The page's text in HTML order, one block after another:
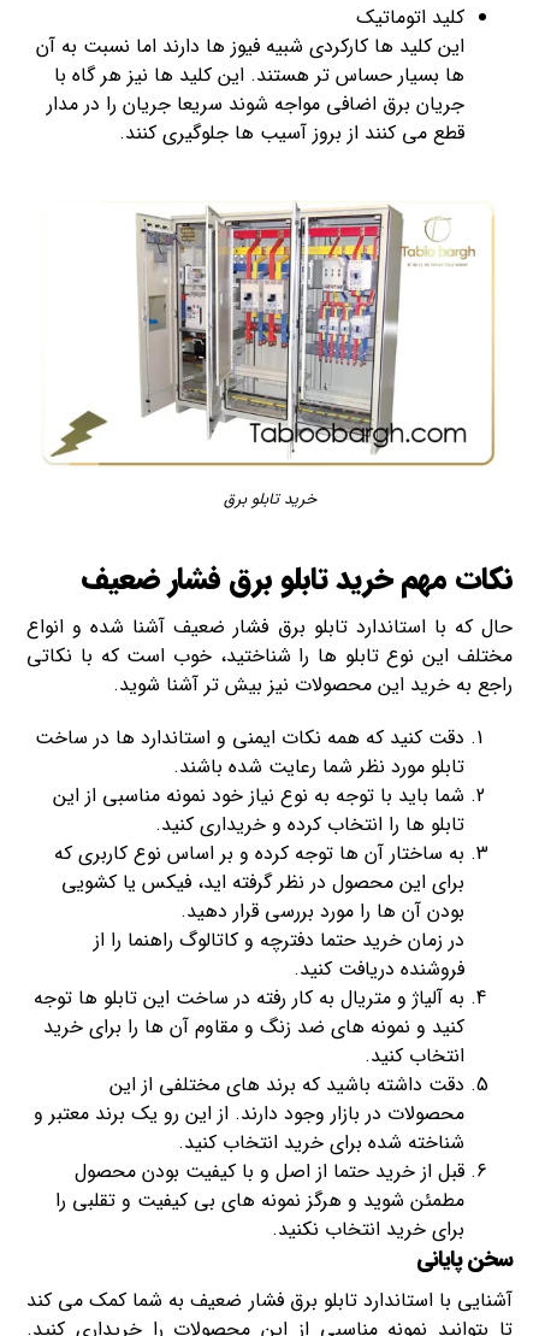
کلید اتوماتیک
این کلید ها کارکردی شبیه فیوز ها دارند اما نسبت به آن
ها بسیار حساس تر هستند. این کلید ها نیز هر گاه با
جریان برق اضافی مواجه شوند سریعا جریان را در مدار
قطع می کنند از بروز آسیب ها جلوگیری کنند.
خرید تابلو برق
نکات مهم خرید تابلو برق فشار ضعیف
حال که با استاندارد تابلو برق فشار ضعیف آشنا شده و انواع
مختلف این نوع تابلو ها را شناختید، خوب است که با نکاتی
راجع به خرید این محصولات نیز بیش تر آشنا شوید.
دقت کنید که همه نکات ایمنی و استاندارد ها در ساخت
تابلو مورد نظر شما رعایت شده باشند.
شما باید با توجه به نوع نیاز خود نمونه مناسبی از این
تابلو ها را انتخاب کرده و خریداری کنید.
به ساختار آن ها توجه کرده و بر اساس نوع کاربری که
برای این محصول در نظر گرفته اید، فیکس یا کشویی
بودن آن ها را مورد بررسی قرار دهید.
در زمان خرید حتما دفترچه و کاتالوگ راهنما را از
فروشنده دریافت کنید.
به آلیاژ و متریال به کار رفته در ساخت این تابلو ها توجه
کنید و نمونه های ضد زنگ و مقاوم آن ها را برای خرید
انتخاب کنید.
دقت داشته باشید که برند های مختلفی از این
محصولات در بازار وجود دارند. از این رو یک برند معتبر و
شناخته شده برای خرید انتخاب کنید.
قبل از خرید حتما از اصل و با کیفیت بودن محصول
مطمئن شوید و هرگز نمونه های بی کیفیت و تقلبی را
برای خرید انتخاب نکنید.
سخن پایانی
آشنایی با استاندارد تابلو برق فشار ضعیف به شما کمک می کند
تا بتوانید نمونه مناسبی از این محصولات را خریداری کنید.